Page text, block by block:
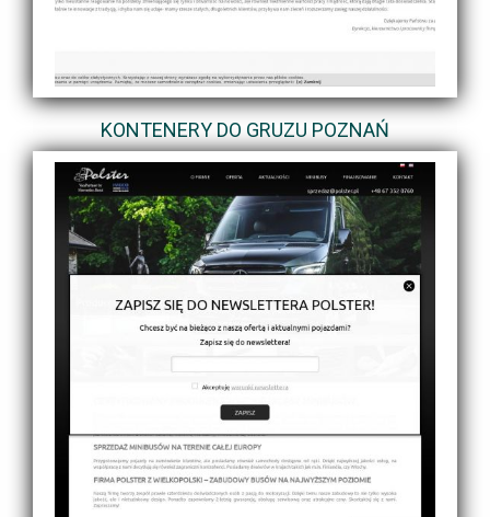
KONTENERY DO GRUZU POZNAŃ